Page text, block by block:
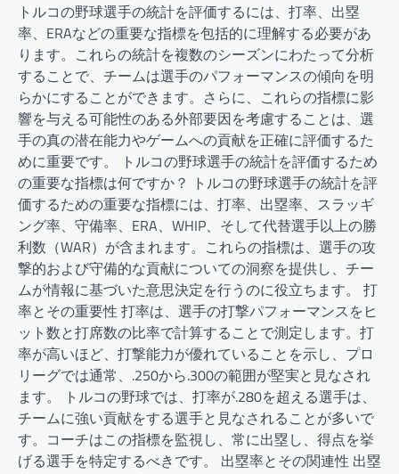
トルコの野球選手の統計を評価するには、打率、出塁
率、ERAなどの重要な指標を包括的に理解する必要があ
ります。これらの統計を複数のシーズンにわたって分析
することで、チームは選手のパフォーマンスの傾向を明
らかにすることができます。さらに、これらの指標に影
響を与える可能性のある外部要因を考慮することは、選
手の真の潜在能力やゲームへの貢献を正確に評価するた
めに重要です。 トルコの野球選手の統計を評価するため
の重要な指標は何ですか？ トルコの野球選手の統計を評
価するための重要な指標には、打率、出塁率、スラッギ
ング率、守備率、ERA、WHIP、そして代替選手以上の勝
利数（WAR）が含まれます。これらの指標は、選手の攻
撃的および守備的な貢献についての洞察を提供し、チー
ムが情報に基づいた意思決定を行うのに役立ちます。 打
率とその重要性 打率は、選手の打撃パフォーマンスをヒ
ット数と打席数の比率で計算することで測定します。打
率が高いほど、打撃能力が優れていることを示し、プロ
リーグでは通常、.250から.300の範囲が堅実と見なされ
ます。 トルコの野球では、打率が.280を超える選手は、
チームに強い貢献をする選手と見なされることが多いで
す。コーチはこの指標を監視し、常に出塁し、得点を挙
げる選手を特定するべきです。 出塁率とその関連性 出塁